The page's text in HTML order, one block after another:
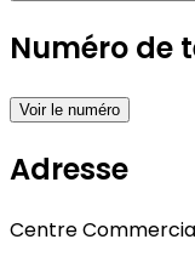
Numéro de
Voir le numéro
Adresse
Centre